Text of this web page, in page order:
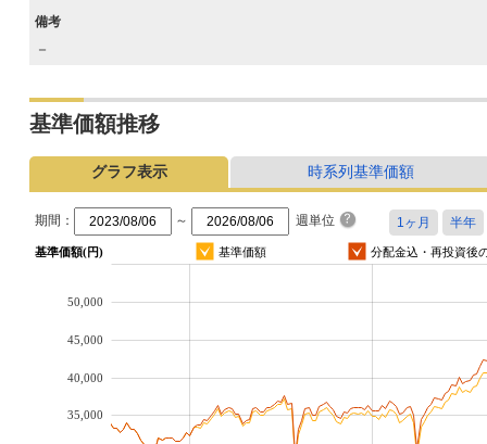
備考
－
基準価額推移
グラフ表示 時系列基準価額
期間： ～ 週単位
基準価額(円) 基準価額 分配金込・再投資後
35,000
40,000
45,000
50,000